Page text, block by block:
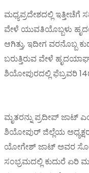
ಮಧ್ಯಪ್ರದೇಶದಲ್ಲಿ
ವೇಳೆ ಯುವತಿಯೊಬ್ಬಳು
ಆಗಿತ್ತು, ಇದೀಗ ವರನೊಬ್ಬ
ಬರುತ್ತಿರುವ ವೇಳೆ
ಶಿಯೋಪುರದಲ್ಲಿ ಫೆಬ್ರವರಿ
ಮೃತರನ್ನು ಪ್ರದೀಪ್ ಜಾಟ್
ಶಿಯೋಪುರ್ ಜಿಲ್ಲೆಯ
ಯೋಗೇಶ್ ಜಾಟ್ ಅವರ
ಸಂಭ್ರಮದಲ್ಲಿ ಕುದುರೆ ಏರಿ